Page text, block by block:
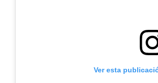
Ver esta